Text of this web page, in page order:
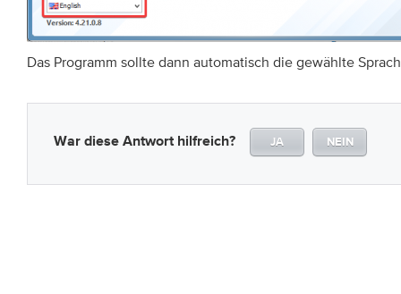
Das Programm sollte dann automatisch die gewählte
War diese Antwort hilfreich? JA NEIN